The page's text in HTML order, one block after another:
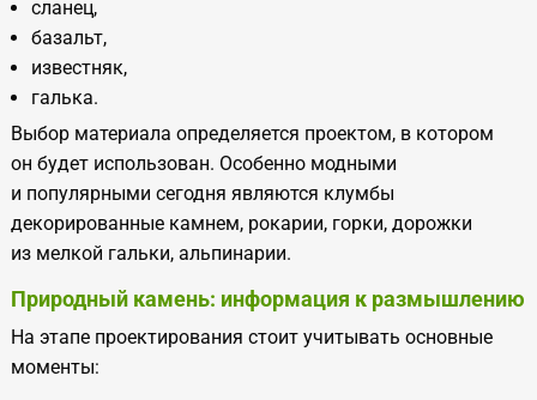
сланец,
базальт,
известняк,
галька.
Выбор материала определяется проектом, в котором
он будет использован. Особенно модными
и популярными сегодня являются клумбы
декорированные камнем, рокарии, горки, дорожки
из мелкой гальки, альпинарии.
Природный камень: информация к размышлению
На этапе проектирования стоит учитывать основные
моменты: